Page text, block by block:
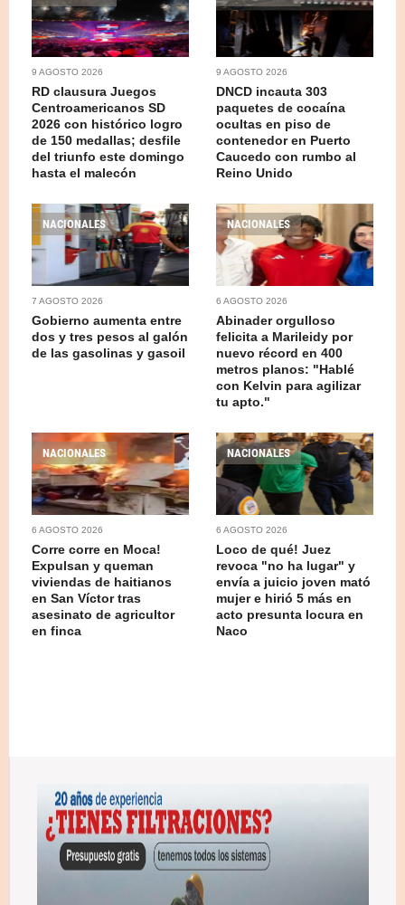
9 AGOSTO 2026
RD clausura Juegos
Centroamericanos SD
2026 con histórico logro
de 150 medallas; desfile
del triunfo este domingo
hasta el malecón
9 AGOSTO 2026
DNCD incauta 303
paquetes de cocaína
ocultas en piso de
contenedor en Puerto
Caucedo con rumbo al
Reino Unido
NACIONALES
7 AGOSTO 2026
Gobierno aumenta entre
dos y tres pesos al galón
de las gasolinas y gasoil
NACIONALES
6 AGOSTO 2026
Abinader orgulloso
felicita a Marileidy por
nuevo récord en 400
metros planos: "Hablé
con Kelvin para agilizar
tu apto."
NACIONALES
6 AGOSTO 2026
Corre corre en Moca!
Expulsan y queman
viviendas de haitianos
en San Víctor tras
asesinato de agricultor
en finca
NACIONALES
6 AGOSTO 2026
Loco de qué! Juez
revoca "no ha lugar" y
envía a juicio joven mató
mujer e hirió 5 más en
acto presunta locura en
Naco